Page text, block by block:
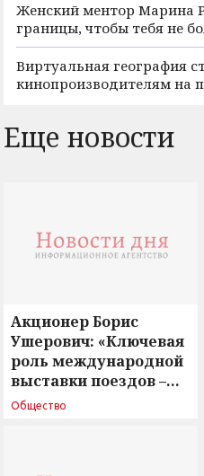
Женский ментор Марина
границы, чтобы тебя не
Виртуальная география
кинопроизводителям на
Еще новости
Акционер Борис
Ушерович: «Ключевая
роль международной
выставки поездов –
поиск ответов на
Общество